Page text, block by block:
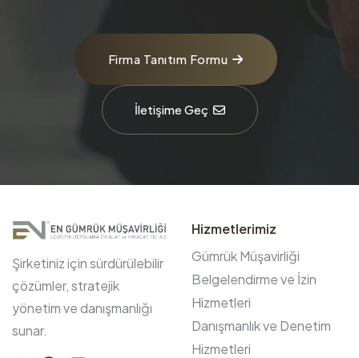
Firma Tanıtım Formu
İletişime Geç
Şirketiniz için sürdürülebilir
çözümler, stratejik
yönetim ve danışmanlığı
sunar.
Hizmetlerimiz
Gümrük Müşavirliği
Belgelendirme ve İzin
Hizmetleri
Danışmanlık ve Denetim
Hizmetleri